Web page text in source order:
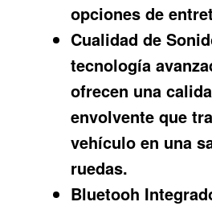
opciones de
Cualidad de
tecnología
ofrecen una
envolvente que
vehículo en una
ruedas.
Bluetooh